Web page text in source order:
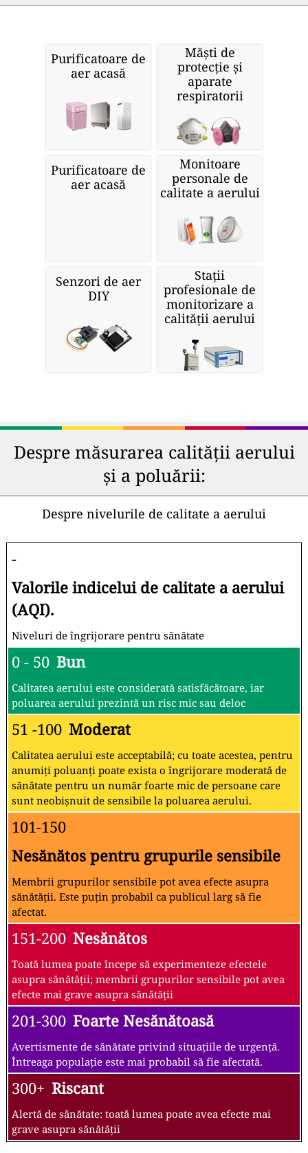
Purificatoare de
aer acasă
Măști de
protecție și
aparate
respiratorii
Purificatoare de
aer acasă
Monitoare
personale de
calitate a aerului
Senzori de aer
DIY
Stații
profesionale de
monitorizare a
calității aerului
Despre măsurarea calității aerului
și a poluării:
Despre nivelurile de calitate a aerului
-
Valorile indicelui de calitate a aerului
(AQI).
Niveluri de îngrijorare pentru sănătate
0 - 50 Bun
Calitatea aerului este considerată satisfăcătoare, iar
poluarea aerului prezintă un risc mic sau deloc
51 -100 Moderat
Calitatea aerului este acceptabilă; cu toate acestea, pentru
anumiți poluanți poate exista o îngrijorare moderată de
sănătate pentru un număr foarte mic de persoane care
sunt neobișnuit de sensibile la poluarea aerului.
101-150
Nesănătos pentru grupurile sensibile
Membrii grupurilor sensibile pot avea efecte asupra
sănătății. Este puțin probabil ca publicul larg să fie
afectat.
151-200 Nesănătos
Toată lumea poate începe să experimenteze efectele
asupra sănătății; membrii grupurilor sensibile pot avea
efecte mai grave asupra sănătății
201-300 Foarte Nesănătoasă
Avertismente de sănătate privind situațiile de urgență.
Întreaga populație este mai probabil să fie afectată.
300+ Riscant
Alertă de sănătate: toată lumea poate avea efecte mai
grave asupra sănătății